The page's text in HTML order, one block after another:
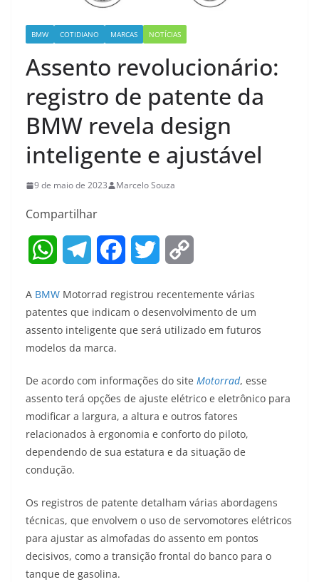
BMW COTIDIANO MARCAS NOTÍCIAS
Assento revolucionário:
registro de patente da
BMW revela design
inteligente e ajustável
9 de maio de 2023 Marcelo Souza
Compartilhar
W
a
t
p
p
l
e
a
m
c
e
o
o
k
i
t
e
r
p
y
i
n
k
A BMW Motorrad registrou recentemente várias
patentes que indicam o desenvolvimento de um
assento inteligente que será utilizado em futuros
modelos da marca.
De acordo com informações do site Motorrad, esse
assento terá opções de ajuste elétrico e eletrônico para
modificar a largura, a altura e outros fatores
relacionados à ergonomia e conforto do piloto,
dependendo de sua estatura e da situação de
condução.
Os registros de patente detalham várias abordagens
técnicas, que envolvem o uso de servomotores elétricos
para ajustar as almofadas do assento em pontos
decisivos, como a transição frontal do banco para o
tanque de gasolina.